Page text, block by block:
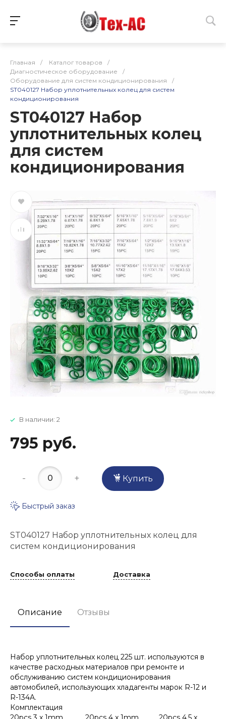
Главная / Каталог товаров
/
Диагностическое оборудование
/
Оборудование для систем кондиционирования
/
ST040127 Набор уплотнительных колец для систем
кондиционирования
ST040127 Набор
уплотнительных колец
для систем
кондиционирования
В наличии: 2
795 руб.
- + Купить
Быстрый заказ
ST040127 Набор уплотнительных колец для
систем кондиционирования
Способы оплаты Доставка
Описание Отзывы
Набор уплотнительных колец 225 шт. используются в
качестве расходных материалов при ремонте и
обслуживанию систем кондиционирования
автомобилей, использующих хладагенты марок R-12 и
R-134A.
Комплектация